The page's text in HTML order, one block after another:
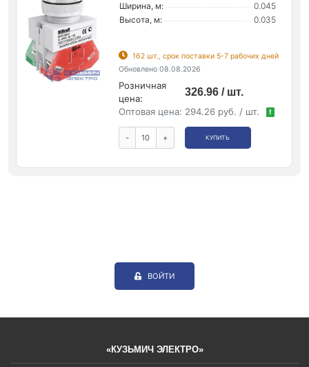
Ширина, м:
0.045
Высота, м:
0.035
162 шт., срок поставки 5-7 рабочих дней
Обновлено 08.08.2026
Розничная
цена:
326.96 / шт.
Оптовая цена: 294.26 руб. / шт. !
- + КУПИТЬ
ВОЙТИ
«КУЗЬМИЧ ЭЛЕКТРО»